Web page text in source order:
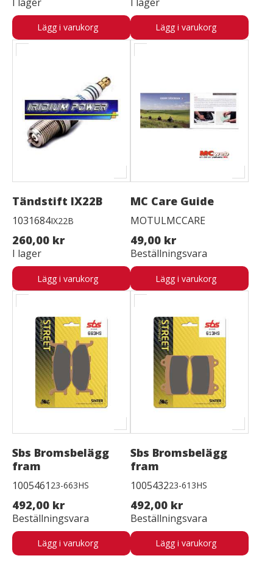
Lägg i varukorg Lägg i varukorg
Tändstift IX22B
1031684IX22B
260,00 kr
I lager
Lägg i varukorg
MC Care Guide
MOTULMCCARE
49,00 kr
Beställningsvara
Lägg i varukorg
Sbs Bromsbelägg
fram
1005461 23-663HS
492,00 kr
Beställningsvara
Lägg i varukorg
Sbs Bromsbelägg
fram
100543223-613HS
492,00 kr
Beställningsvara
Lägg i varukorg